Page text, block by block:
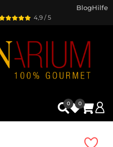
4,9 / 5
BlogHilfe
0 0